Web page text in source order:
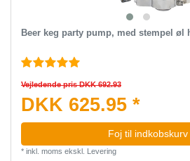
Beer keg party pump, med stempel øl
Vejledende pris DKK 692.93
DKK 625.95 *
Foj til indkobskurv
* inkl. moms ekskl. Levering